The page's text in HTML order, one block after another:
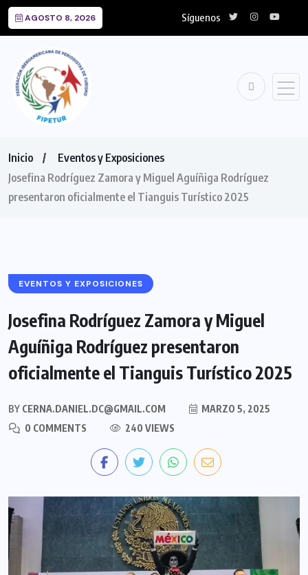
AGOSTO 8, 2026 Síguenos
Inicio
Eventos y Exposiciones
Josefina Rodríguez Zamora y Miguel Aguíñiga Rodríguez
presentaron oficialmente el Tianguis Turístico 2025
EVENTOS Y EXPOSICIONES
Josefina Rodríguez Zamora y Miguel
Aguíñiga Rodríguez presentaron
oficialmente el Tianguis Turístico 2025
BY CERNA.DANIEL.DC@GMAIL.COM
MARZO 5, 2025
0 COMMENTS
240 VIEWS